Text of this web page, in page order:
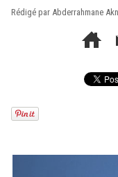
Rédigé par Abderrahmane